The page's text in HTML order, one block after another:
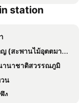
Am Beach Resort Hua Hin
& Villas Hua Hin Cha Am
Centre
Hua Hin
Resort Hua Hin
หัวหิน สวีท
station
สะพานไม้อุตตมานุสรณ์)
านาชาติสวรรณภูมิ
น
ง